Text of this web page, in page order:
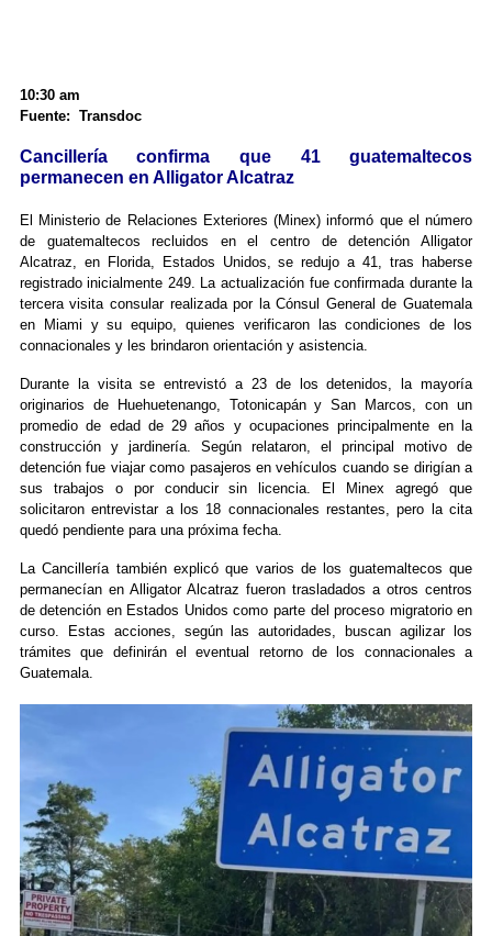
10:30 am
Fuente: Transdoc
Cancillería confirma que 41 guatemaltecos
permanecen en Alligator Alcatraz
El Ministerio de Relaciones Exteriores (Minex) informó que el número
de guatemaltecos recluidos en el centro de detención Alligator
Alcatraz, en Florida, Estados Unidos, se redujo a 41, tras haberse
registrado inicialmente 249. La actualización fue confirmada durante la
tercera visita consular realizada por la Cónsul General de Guatemala
en Miami y su equipo, quienes verificaron las condiciones de los
connacionales y les brindaron orientación y asistencia.
Durante la visita se entrevistó a 23 de los detenidos, la mayoría
originarios de Huehuetenango, Totonicapán y San Marcos, con un
promedio de edad de 29 años y ocupaciones principalmente en la
construcción y jardinería. Según relataron, el principal motivo de
detención fue viajar como pasajeros en vehículos cuando se dirigían a
sus trabajos o por conducir sin licencia. El Minex agregó que
solicitaron entrevistar a los 18 connacionales restantes, pero la cita
quedó pendiente para una próxima fecha.
La Cancillería también explicó que varios de los guatemaltecos que
permanecían en Alligator Alcatraz fueron trasladados a otros centros
de detención en Estados Unidos como parte del proceso migratorio en
curso. Estas acciones, según las autoridades, buscan agilizar los
trámites que definirán el eventual retorno de los connacionales a
Guatemala.